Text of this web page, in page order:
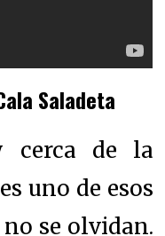
Saladeta
cerca de la
uno de esos
se olvidan.